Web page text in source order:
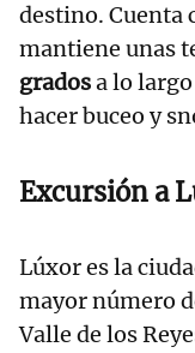
destino. Cuenta
mantiene unas
gradosa lo
hacer buceo y
Excursión a
Lúxor es la
mayor número
Valle de los